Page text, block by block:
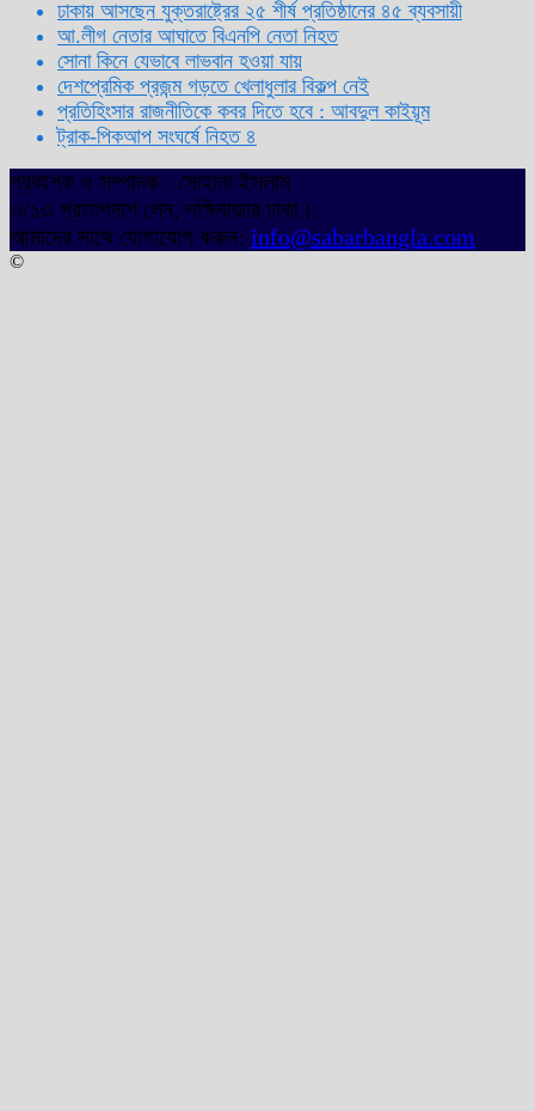
ঢাকায় আসছেন যুক্তরাষ্ট্রের ২৫ শীর্ষ প্রতিষ্ঠানের ৪৫ ব্যবসায়ী
আ.লীগ নেতার আঘাতে বিএনপি নেতা নিহত
সোনা কিনে যেভাবে লাভবান হওয়া যায়
দেশপ্রেমিক প্রজন্ম গড়তে খেলাধুলার বিকল্প নেই
প্রতিহিংসার রাজনীতিকে কবর দিতে হবে : আবদুল কাইয়ূম
ট্রাক-পিকআপ সংঘর্ষে নিহত ৪
প্রকাশক ও সম্পাদক : সোহানা ইসলাম
৩/১৩ প্রতাপদাশ লেন, লক্ষিবাজার ঢাকা।
আমাদের সাথে যোগাযোগ করুন: info@sabarbangla.com
©